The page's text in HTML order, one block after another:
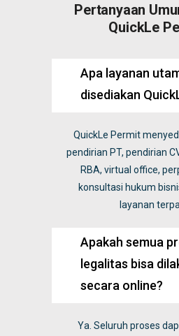
Pertanyaan
QuickLe
Apa layanan
disediakan
QuickLe Permit
pendirian PT, pendirian
RBA, virtual office,
konsultasi hukum
layanan
Apakah semua
legalitas bisa
secara online?
Ya. Seluruh proses